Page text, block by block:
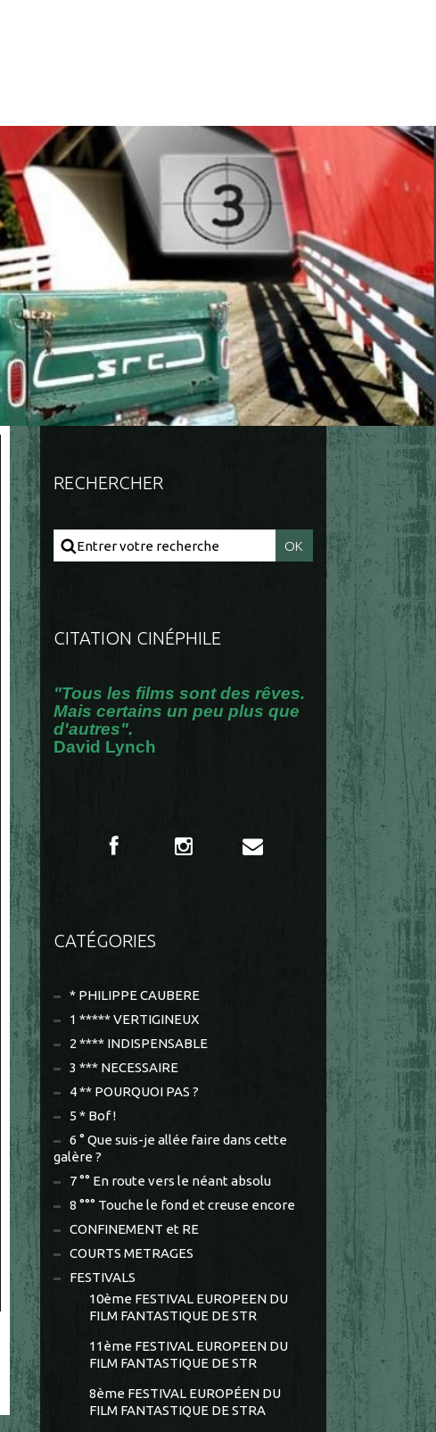
RECHERCHER
CITATION CINÉPHILE
"Tous les films sont des rêves.
Mais certains un peu plus que
d'autres".
David Lynch
CATÉGORIES
* PHILIPPE CAUBERE
1 ***** VERTIGINEUX
2 **** INDISPENSABLE
3 *** NECESSAIRE
4 ** POURQUOI PAS ?
5 * Bof !
6 ° Que suis-je allée faire dans cette
galère ?
7 °° En route vers le néant absolu
8 °°° Touche le fond et creuse encore
CONFINEMENT et RE
COURTS METRAGES
FESTIVALS
10ème FESTIVAL EUROPEEN DU
FILM FANTASTIQUE DE STR
11ème FESTIVAL EUROPEEN DU
FILM FANTASTIQUE DE STR
8ème FESTIVAL EUROPÉEN DU
FILM FANTASTIQUE DE STRA